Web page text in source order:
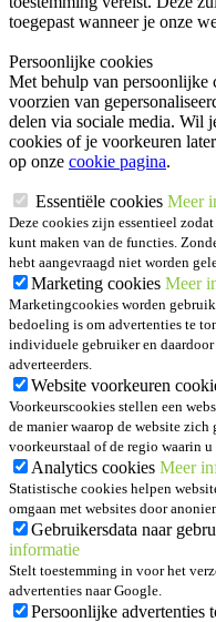
toegepast wanneer je onze
Persoonlijke cookies
Met behulp van persoonlijke
voorzien van
delen via sociale media. Wil
cookies of je voorkeuren
op onze cookie pagina.
Essentiële cookies Meer
Deze cookies zijn essentieel
kunt maken van de functies.
hebt aangevraagd niet worden
Marketing cookies Meer
Marketingcookies worden
bedoeling is om advertenties te
individuele gebruiker en
adverteerders.
Website voorkeuren
Voorkeurscookies stellen een
de manier waarop de website
voorkeurstaal of de regio waarin
Analytics cookies Meer
Statistische cookies helpen
omgaan met websites door
Gebruikersdata naar
informatie
Stelt toestemming in voor het
advertenties naar Google.
Persoonlijke advertenties